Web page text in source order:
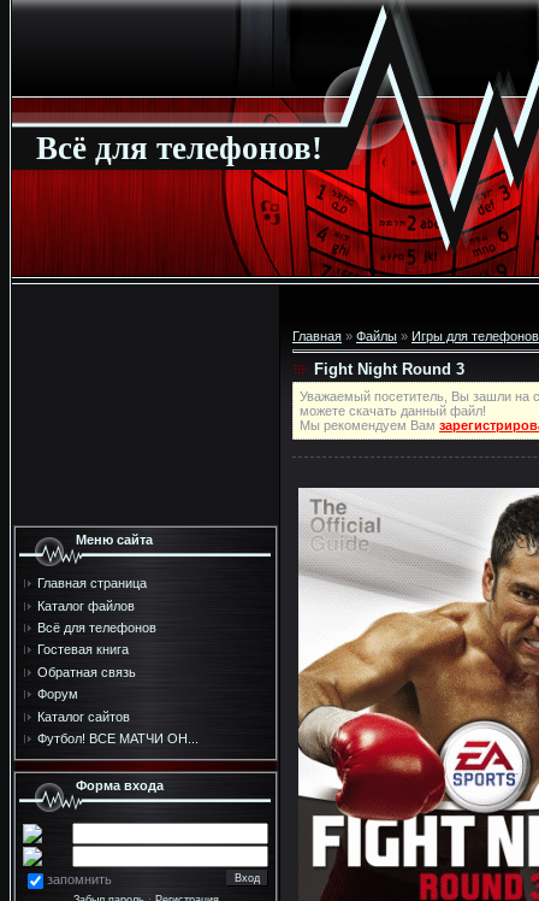
Всё для телефонов!
Меню сайта
Главная страница
Каталог файлов
Всё для телефонов
Гостевая книга
Обратная связь
Форум
Каталог сайтов
Футбол! ВСЕ МАТЧИ ОН...
Форма входа
запомнить
Главная » Файлы » Игры для телефонов
Fight Night Round 3
Уважаемый посетитель, Вы зашли на
можете скачать данный файл!
Мы рекомендуем Вам